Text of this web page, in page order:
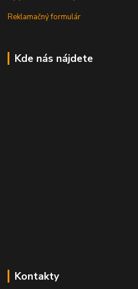
Reklamačný formulár
Kde nás nájdete
Kontakty